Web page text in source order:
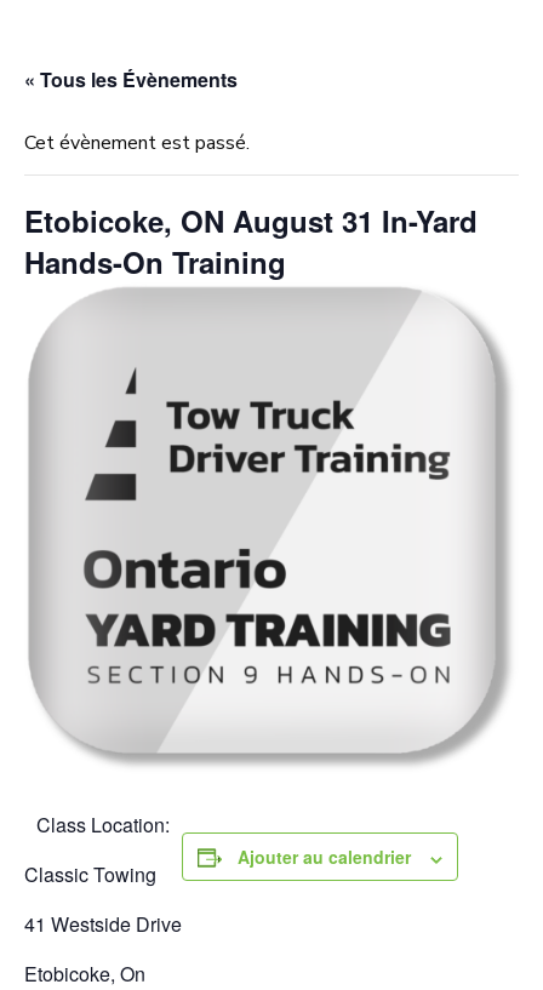
« Tous les Évènements
Cet évènement est passé.
Etobicoke, ON August 31 In-Yard
Hands-On Training
Class Location:
Classic Towing
41 Westside Drive
Etobicoke, On
Ajouter au calendrier